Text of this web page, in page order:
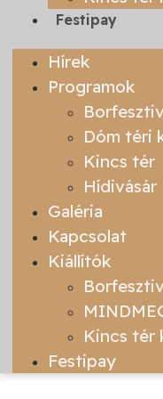
Festipay
Hírek
Programok
Dóm téri
Kincs tér
Hídivásár
Galéria
Kapcsolat
Kiállítók
Kincs tér
Festipay